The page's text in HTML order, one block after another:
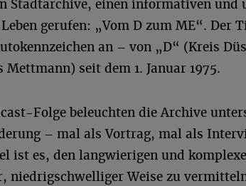
Stadtarchive, einen informativen und
gerufen: „Vom D zum ME“. Der
an – von „D“ (Kreis
Mettmann) seit dem 1. Januar 1975.
Folge beleuchten die Archive
– mal als Vortrag, mal als
ist es, den langwierigen und
niedrigschwelliger Weise zu